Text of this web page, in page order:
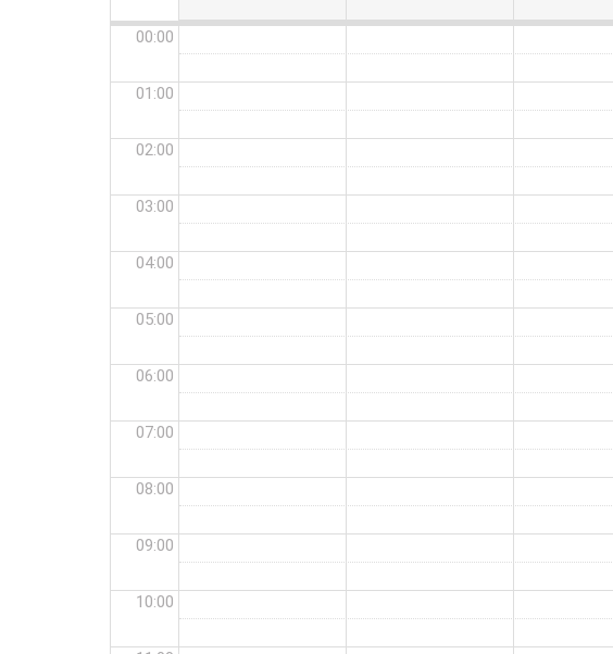
00:00
01:00
02:00
03:00
04:00
05:00
06:00
07:00
08:00
09:00
10:00